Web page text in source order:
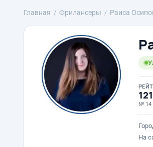
Главная Фрилансеры Раиса
121
№ 14
На